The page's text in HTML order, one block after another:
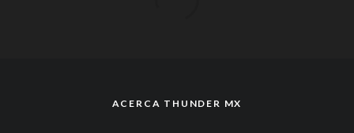
ACERCA THUNDER MX